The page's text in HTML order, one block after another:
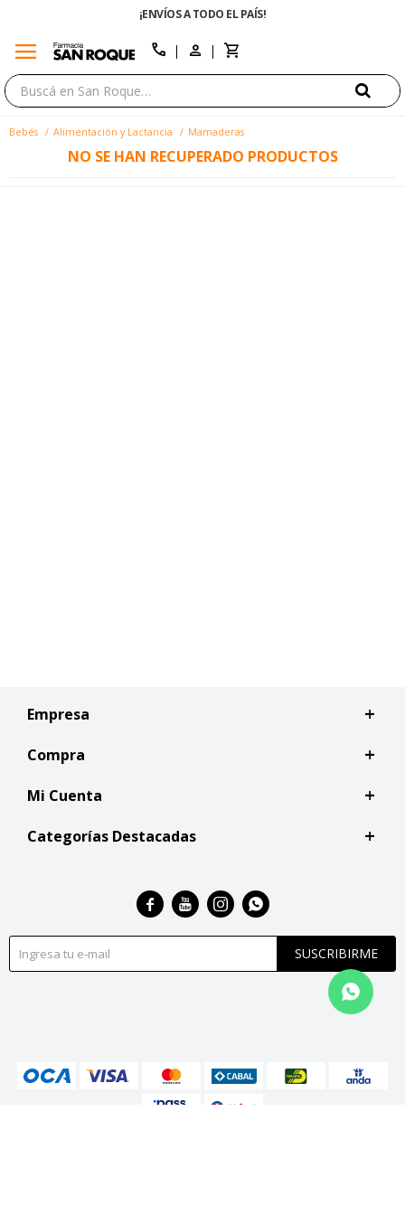
¡ENVÍOS A TODO EL PAÍS!
menu call
Bebés Alimentación y Lactancia Mamaderas
NO SE HAN RECUPERADO PRODUCTOS
Empresa
Compra
Mi Cuenta
Categorías Destacadas
SUSCRIBIRME
   
close